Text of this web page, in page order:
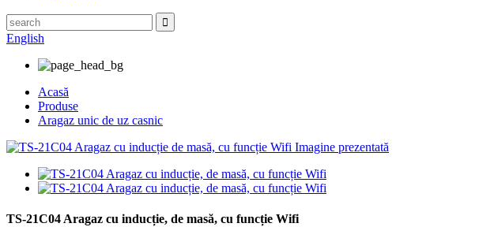
English
Acasă
Produse
Aragaz unic de uz casnic
TS-21C04 Aragaz cu inducție, de masă, cu funcție Wifi